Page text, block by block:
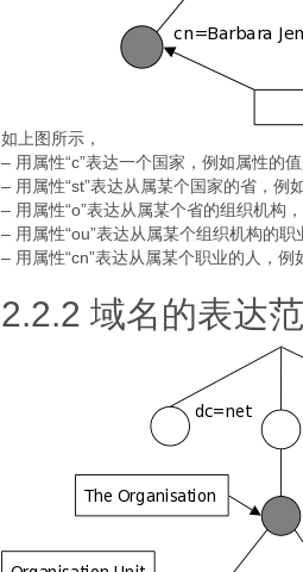
如上图所示，
– 用属性“c”表达一个国家，例如属性的值
– 用属性“st”表达从属某个国家的省，例
– 用属性“o”表达从属某个省的组织机构
– 用属性“ou”表达从属某个组织机构的
– 用属性“cn”表达从属某个职业的人，例
2.2.2 域名的表达